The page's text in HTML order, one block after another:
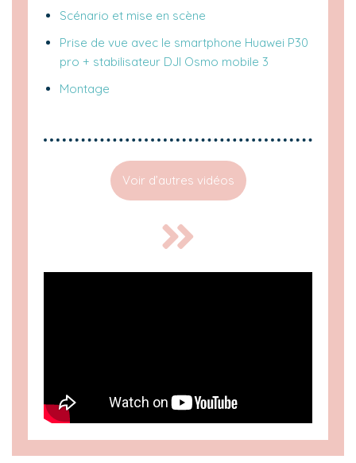
Scénario et mise en scène
Prise de vue avec le smartphone Huawei P30
pro + stabilisateur DJI Osmo mobile 3
Montage
Voir d’autres vidéos